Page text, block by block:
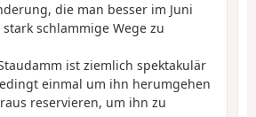
die man besser im Juni
schlammige Wege zu
ist ziemlich spektakulär
einmal um ihn herumgehen
reservieren, um ihn zu